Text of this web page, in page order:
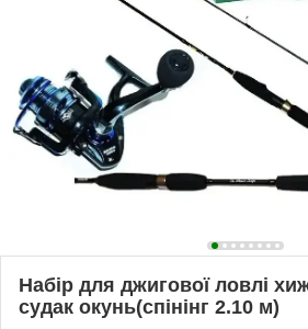
Набір для джигової ловлі
судак окунь(спінінг 2.10 м)